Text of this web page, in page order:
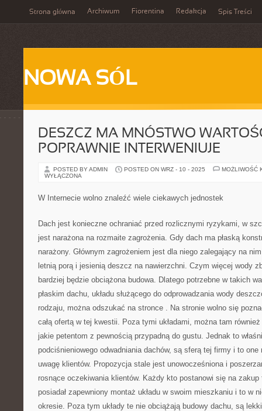
Strona główna Archiwum Fiorentina Redakcja Spis Treści
NOWA SÓL
DESZCZ MA MNÓSTWO
POPRAWNIE INTERWENIUJE
POSTED BY ADMIN POSTED ON WRZ - 10 - 2025
MOŻLIWOŚĆ
WYŁĄCZONA
W Internecie wolno znaleźć wiele ciekawych jednostek
Dach jest konieczne ochraniać przed rozlicznymi ryzykami, w
jest narażona na rozmaite zagrożenia. Gdy dach ma płaską
narażony. Głównym zagrożeniem jest dla niego zalegający na
letnią porą i jesienią deszcz na nawierzchni. Czym więcej wody
bardziej będzie obciążona budowa. Dlatego potrzebne w takich
płaskim dachu, układu służącego do odprowadzania wody
rodzaju, można odszukać na stronce . Na stronie wolno się
całą ofertą w tej kwestii. Poza tymi układami, można tam
jakie petentom z pewnością przypadną do gustu. Jednak to
podciśnieniowego odwadniania dachów, są sferą tej firmy i to one
uwagę klientów. Propozycja stale jest unowocześniona i
rosnące oczekiwania klientów. Każdy kto postanowi się na zakup
posiadał zapewniony montaż układu w swoim mieszkaniu i to w
okresie. Poza tym układy te nie obciążają budowy dachu, są